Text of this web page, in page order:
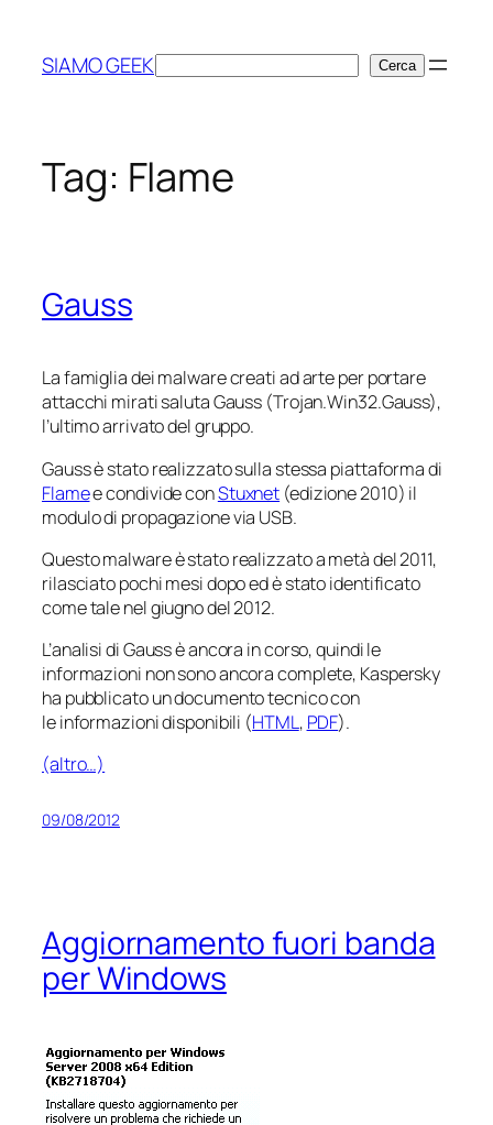
contenuto
SIAMO GEEKCerca Cerca
Tag: Flame
Gauss
La famiglia dei malware creati ad arte per portare
attacchi mirati saluta Gauss (Trojan.Win32.Gauss),
l’ultimo arrivato del gruppo.
Gauss è stato realizzato sulla stessa piattaforma di
Flamee condivide conStuxnet (edizione 2010) il
modulo di propagazione via USB.
Questo malware è stato realizzato a metà del 2011,
rilasciato pochi mesi dopo ed è stato identificato
come tale nel giugno del 2012.
L’analisi di Gauss è ancora in corso, quindi le
informazioni non sono ancora complete, Kaspersky
ha pubblicato un documento tecnico con
le informazioni disponibili (HTML, PDF).
(altro…)
09/08/2012
Aggiornamento fuori banda
per Windows